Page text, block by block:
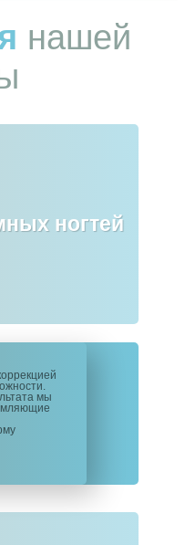
нашей
ногтей
мы